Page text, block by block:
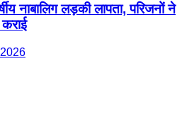
नाबालिग लड़की लापता, परिजनों ने